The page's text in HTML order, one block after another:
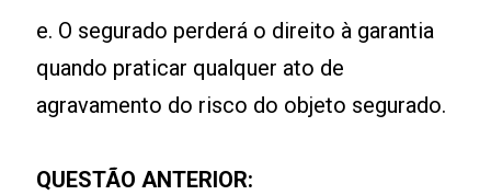
e. O segurado perderá o direito à garantia
quando praticar qualquer ato de
agravamento do risco do objeto segurado.
QUESTÃO ANTERIOR: